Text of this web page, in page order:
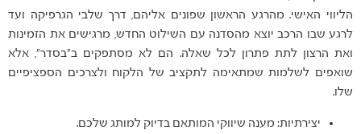
הליווי האישי. מהרגע הראשון שפונים אליהם, דרך שלבי הגרפיקה ועד
לרגע שבו הרכב יוצא מהסדנה עם השילוט החדש, מרגישים את הזמינות
ואת הרצון לתת פתרון לכל שאלה. הם לא מסתפקים ב"בסדר", אלא
שואפים לשלמות שמתאימה לתקציב של הלקוח ולצרכים הספציפיים
שלו.
יצירתיות: מענה שיווקי המותאם בדיוק למותג שלכם.